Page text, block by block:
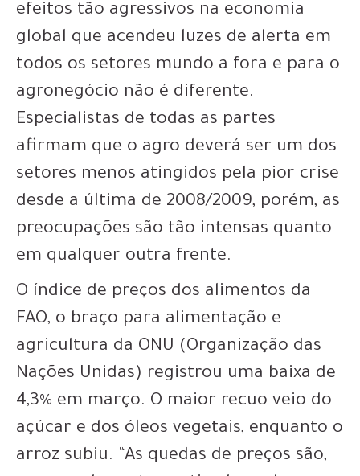
efeitos tão agressivos na economia
global que acendeu luzes de alerta em
todos os setores mundo a fora e para o
agronegócio não é diferente.
Especialistas de todas as partes
afirmam que o agro deverá ser um dos
setores menos atingidos pela pior crise
desde a última de 2008/2009, porém, as
preocupações são tão intensas quanto
em qualquer outra frente.
O índice de preços dos alimentos da
FAO, o braço para alimentação e
agricultura da ONU (Organização das
Nações Unidas) registrou uma baixa de
4,3% em março. O maior recuo veio do
açúcar e dos óleos vegetais, enquanto o
arroz subiu. “As quedas de preços são,